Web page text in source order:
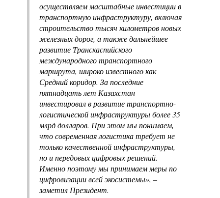
осуществляем масштабные инвестиции в
транспортную инфраструктуру, включая
строительство тысяч километров новых
железных дорог, а также дальнейшее
развитие Транскаспийского
международного транспортного
маршрута, широко известного как
Средний коридор. За последние
пятнадцать лет Казахстан
инвестировал в развитие транспортно-
логистической инфраструктуры более 35
млрд долларов. При этом мы понимаем,
что современная логистика требует не
только качественной инфраструктуры,
но и передовых цифровых решений.
Именно поэтому мы принимаем меры по
цифровизации всей экосистемы», –
заметил Президент.